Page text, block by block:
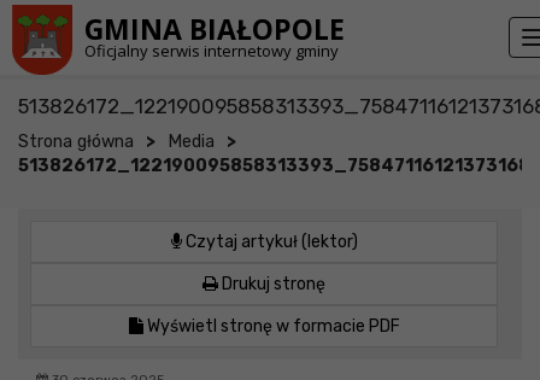
GMINA BIAŁOPOLE
Oficjalny serwis internetowy gminy
Strona główna > Media >
Czytaj artykuł (lektor)
Drukuj stronę
Wyświetl stronę w formacie PDF